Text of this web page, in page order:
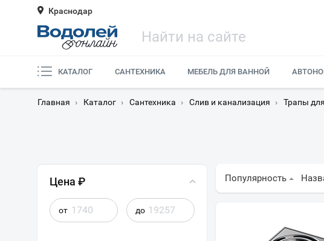
Краснодар
КАТАЛОГ САНТЕХНИКА МЕБЕЛЬ ДЛЯ ВАННОЙ
Главная › Каталог › Сантехника › Слив и канализация › Трапы
Цена ₽
от до
Популярность